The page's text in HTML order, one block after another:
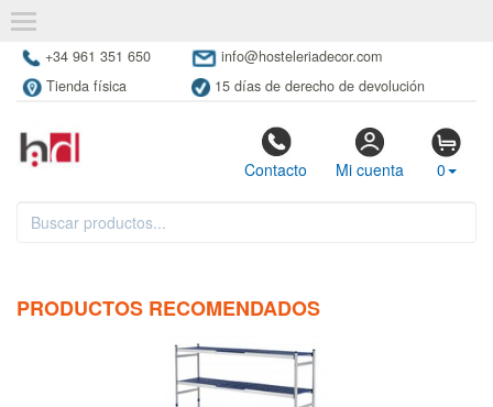
+34 961 351 650
info@hosteleriadecor.com
Tienda física
15 días de derecho de devolución
Contacto Mi cuenta 0
PRODUCTOS RECOMENDADOS